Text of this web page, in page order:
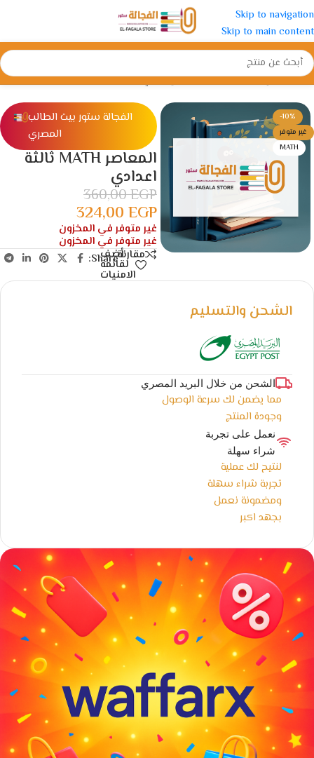
Skip to navigation
Skip to main content
الرئيسية/الإعدادية/الصف الثالث الإعدادي
-10%
غير متوفر
MATH
الفجالة ستور بيت الطالب
المصري
المعاصر MATH ثالثة
اعدادي
360,00EGP
324,00 EGP
غير متوفر في المخزون
غير متوفر في المخزون
مقارنةأضف
لقائمة
الامنيات
Share:
الشحن والتسليم
الشحن من خلال البريد المصري
مما يضمن لك سرعة الوصول
وجودة المنتج
نعمل على تجربة
شراء سهلة
لنتيح لك عملية
تجربة شراء سهلة
ومضمونة نعمل
بجهد اكبر